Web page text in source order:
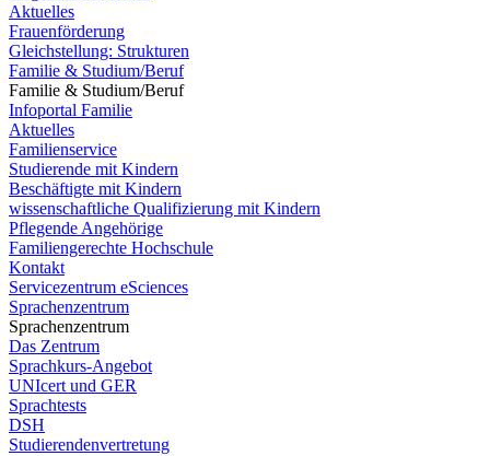
Aktuelles
Frauenförderung
Gleichstellung: Strukturen
Familie & Studium/Beruf
Familie & Studium/Beruf
Infoportal Familie
Aktuelles
Familienservice
Studierende mit Kindern
Beschäftigte mit Kindern
wissenschaftliche Qualifizierung mit Kindern
Pflegende Angehörige
Familiengerechte Hochschule
Kontakt
Servicezentrum eSciences
Sprachenzentrum
Sprachenzentrum
Das Zentrum
Sprachkurs-Angebot
UNIcert und GER
Sprachtests
DSH
Studierendenvertretung